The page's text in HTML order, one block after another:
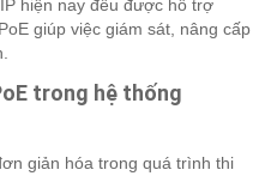
hiện nay đều được hỗ trợ
giúp việc giám sát, nâng cấp
trong hệ thống
giản hóa trong quá trình thi